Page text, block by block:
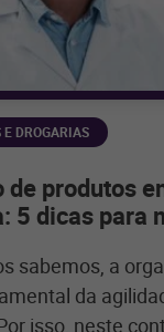
DROGARIAS
de produtos
5 dicas para
sabemos, a
da
isso, neste